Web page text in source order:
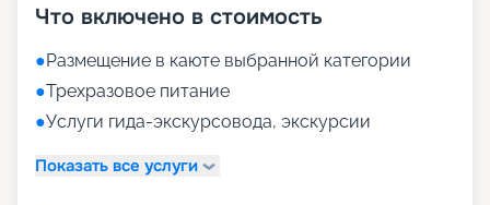
Что включено в стоимость
●Размещение в каюте выбранной категории
●Трехразовое питание
●Услуги гида-экскурсовода, экскурсии
Показать все услуги